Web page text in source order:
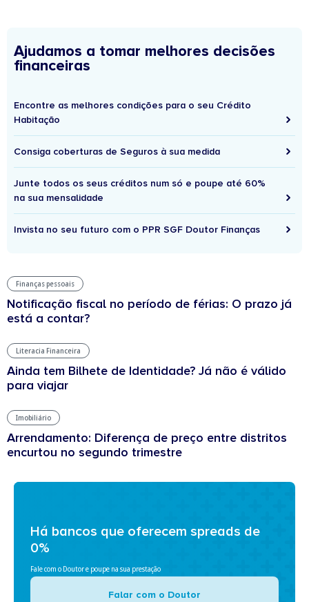
Ajudamos a tomar melhores decisões
financeiras
Encontre as melhores condições para o seu Crédito
Habitação
Consiga coberturas de Seguros à sua medida
Junte todos os seus créditos num só e poupe até 60%
na sua mensalidade
Invista no seu futuro com o PPR SGF Doutor Finanças
Finanças pessoais
Notificação fiscal no período de férias: O prazo já
está a contar?
Literacia Financeira
Ainda tem Bilhete de Identidade? Já não é válido
para viajar
Imobiliário
Arrendamento: Diferença de preço entre distritos
encurtou no segundo trimestre
Há bancos que oferecem spreads de
0%
Fale com o Doutor e poupe na sua prestação
Falar com o Doutor